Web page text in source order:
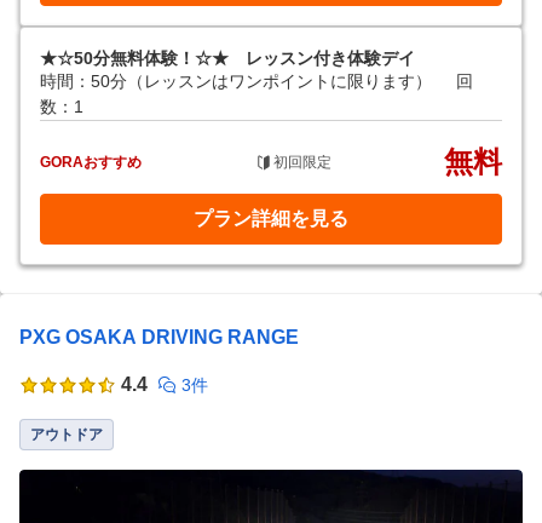
★☆50分無料体験！☆★ レッスン付き体験デイ
時間：50分（レッスンはワンポイントに限ります）
回
数：1
GORAおすすめ 初回限定 無料
プラン詳細を見る
PXG OSAKA DRIVING RANGE
4.4 3件
アウトドア